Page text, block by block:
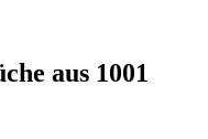
aus 1001